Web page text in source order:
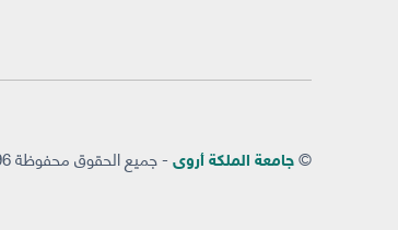
©جامعة الملكة أروى - جميع الحقوق محفوظة 1996 - 2026